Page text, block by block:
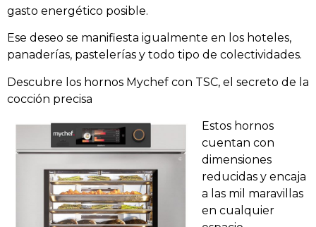
gasto energético posible.
Ese deseo se manifiesta igualmente en los hoteles,
panaderías, pastelerías y todo tipo de colectividades.
Descubre los hornos Mychef con TSC, el secreto de la
cocción precisa
Estos hornos
cuentan con
dimensiones
reducidas y encaja
a las mil maravillas
en cualquier